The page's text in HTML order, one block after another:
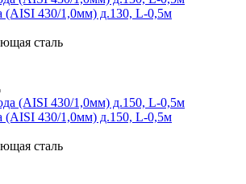
(AISI 430/1,0мм) д.130, L-0,5м
сталь
(AISI 430/1,0мм) д.150, L-0,5м
сталь